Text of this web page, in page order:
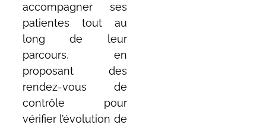
accompagner ses
patientes tout au
long de leur
parcours, en
proposant des
rendez-vous de
contrôle pour
vérifier l’évolution de